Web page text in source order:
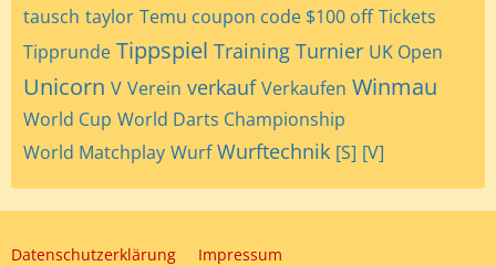
tausch taylor Temu coupon code $100 off Tickets
Tipprunde Tippspiel Training Turnier UK Open
Unicorn V Verein verkauf Verkaufen Winmau
World Cup World Darts Championship
World Matchplay Wurf Wurftechnik [S] [V]
Datenschutzerklärung Impressum